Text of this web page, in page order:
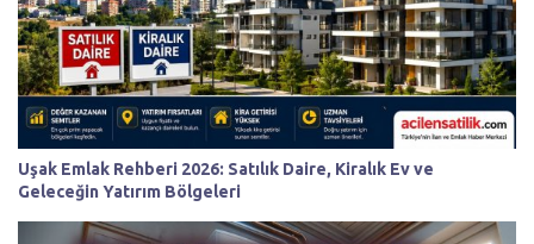
Uşak Emlak Rehberi 2026: Satılık Daire, Kiralık Ev ve
Geleceğin Yatırım Bölgeleri